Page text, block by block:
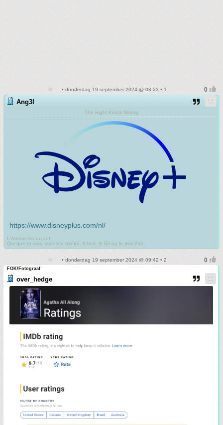
• donderdag 19 september 2024 @ 08:23 • 1
Ang3l
The Right Kinda Wrong
https://www.disneyplus.com/nl/
L'Amour menaçant:
Qui que tu sois, voici ton maître. Il l'est, le fût ou le doit être.
• donderdag 19 september 2024 @ 09:42 • 2
FOK!Fotograaf
over_hedge